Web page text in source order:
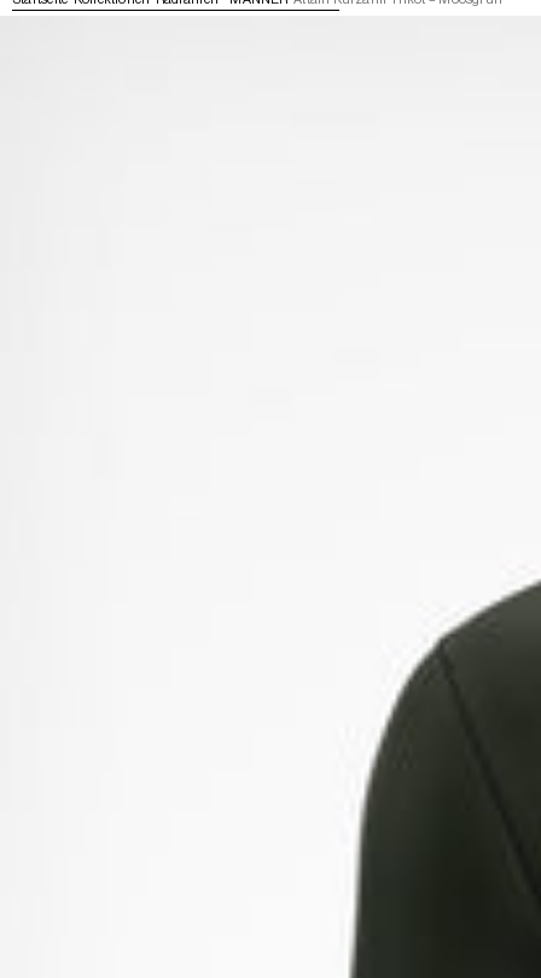
WEITER ZU DEN PRODUKTINFORMATIONEN